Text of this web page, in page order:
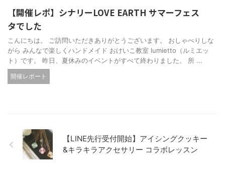
【開催レポ】シナリーLOVE EARTH サマーフェス
タでした
こんにちは。 ご訪問いただきありがとうございます。 おしゃべりしな
がら みんなで楽しくハンドメイド おけいこ教室 lumietto（ルミエッ
ト）です。 昨日、夏休みのイベントがすべて終わりました。 所 ...
開催レポート
【LINE先行受付開始】アイシングクッキー
&キラキラアクセサリー コラボレッスン